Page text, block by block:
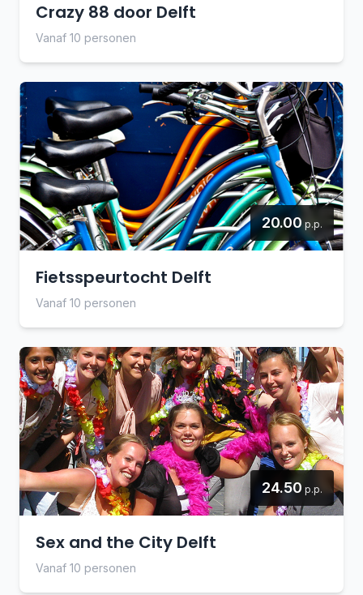
Crazy 88 door Delft
Vanaf 10 personen
20.00 p.p.
Fietsspeurtocht Delft
Vanaf 10 personen
24.50 p.p.
Sex and the City Delft
Vanaf 10 personen